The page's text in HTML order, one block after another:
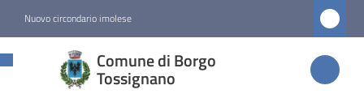
Nuovo circondario imolese
Comune di Borgo
Tossignano
Comune di
Borgo